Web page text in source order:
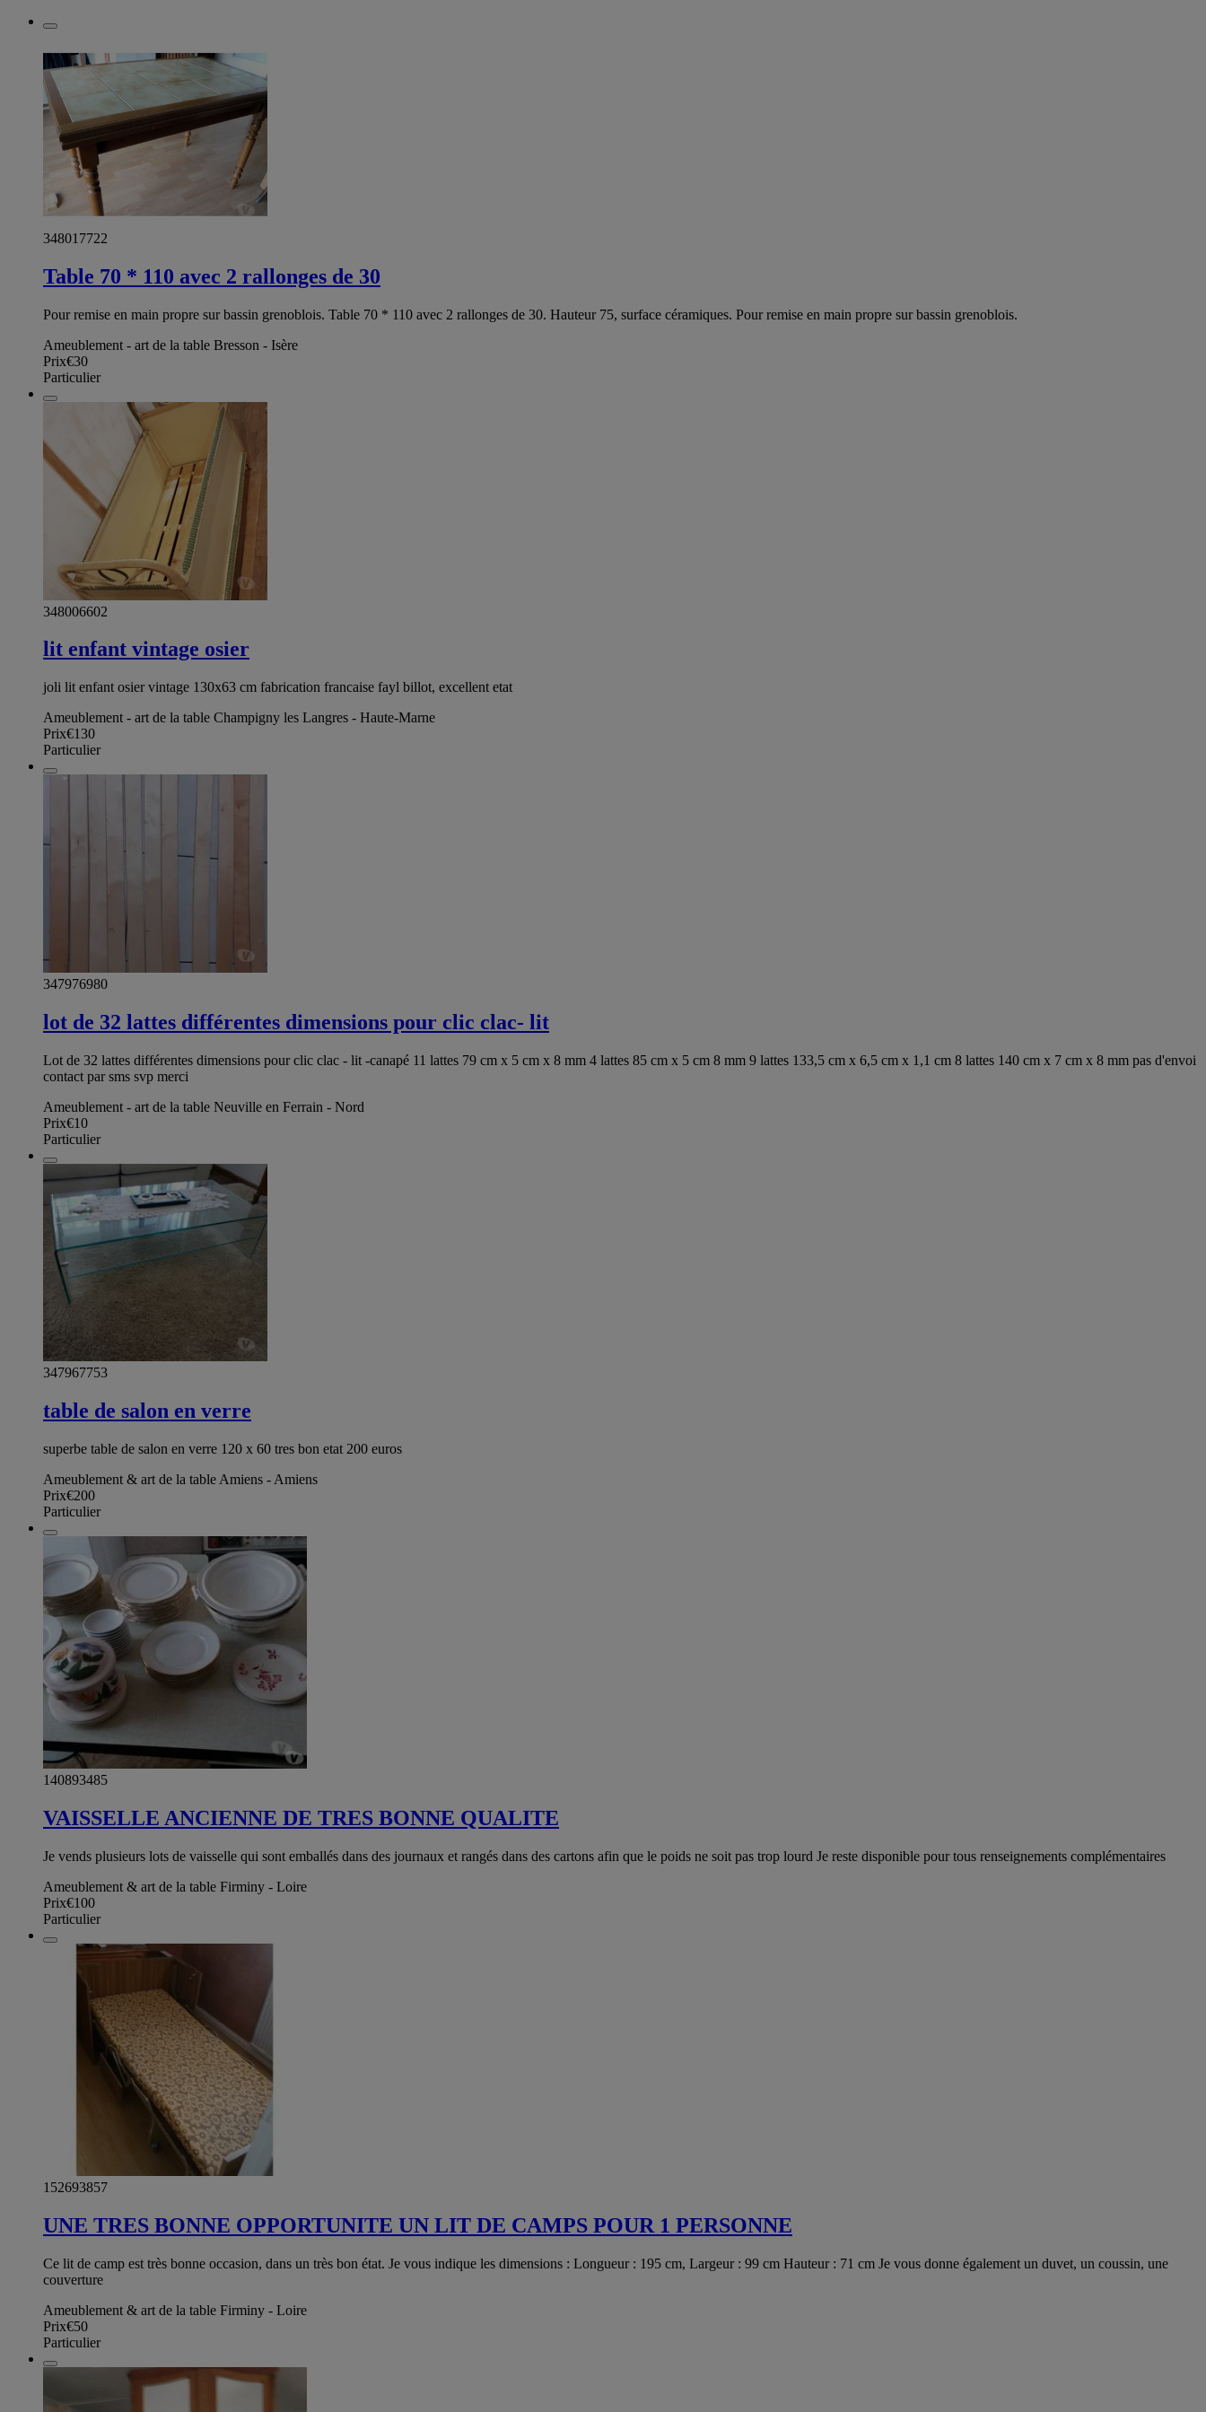
348017722
Table 70 * 110 avec 2 rallonges de 30
Pour remise en main propre sur bassin grenoblois. Table 70 * 110 avec 2 rallonges de 30. Hauteur 75, surface céramiques. Pour remise en main propre sur bassin grenoblois.
Ameublement - art de la table Bresson - Isère
Prix€30
Particulier
348006602
lit enfant vintage osier
joli lit enfant osier vintage 130x63 cm fabrication francaise fayl billot, excellent etat
Ameublement - art de la table Champigny les Langres - Haute-Marne
Prix€130
Particulier
347976980
lot de 32 lattes différentes dimensions pour clic clac- lit
Lot de 32 lattes différentes dimensions pour clic clac - lit -canapé 11 lattes 79 cm x 5 cm x 8 mm 4 lattes 85 cm x 5 cm 8 mm 9 lattes 133,5 cm x 6,5 cm x 1,1 cm 8 lattes 140 cm x 7 cm x 8 mm pas d'envoi
contact par sms svp merci
Ameublement - art de la table Neuville en Ferrain - Nord
Prix€10
Particulier
347967753
table de salon en verre
superbe table de salon en verre 120 x 60 tres bon etat 200 euros
Ameublement & art de la table Amiens - Amiens
Prix€200
Particulier
140893485
VAISSELLE ANCIENNE DE TRES BONNE QUALITE
Je vends plusieurs lots de vaisselle qui sont emballés dans des journaux et rangés dans des cartons afin que le poids ne soit pas trop lourd Je reste disponible pour tous renseignements complémentaires
Ameublement & art de la table Firminy - Loire
Prix€100
Particulier
152693857
UNE TRES BONNE OPPORTUNITE UN LIT DE CAMPS POUR 1 PERSONNE
Ce lit de camp est très bonne occasion, dans un très bon état. Je vous indique les dimensions : Longueur : 195 cm, Largeur : 99 cm Hauteur : 71 cm Je vous donne également un duvet, un coussin, une
couverture
Ameublement & art de la table Firminy - Loire
Prix€50
Particulier